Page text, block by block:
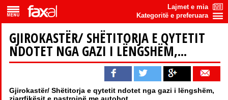
Lajmet e mia
Kategoritë e preferuara
GJIROKASTËR/ SHËTITORJA E QYTETIT
NDOTET NGA GAZI I LËNGSHËM,...
Gjirokastër/ Shëtitorja e qytetit ndotet nga gazi i lëngshëm,